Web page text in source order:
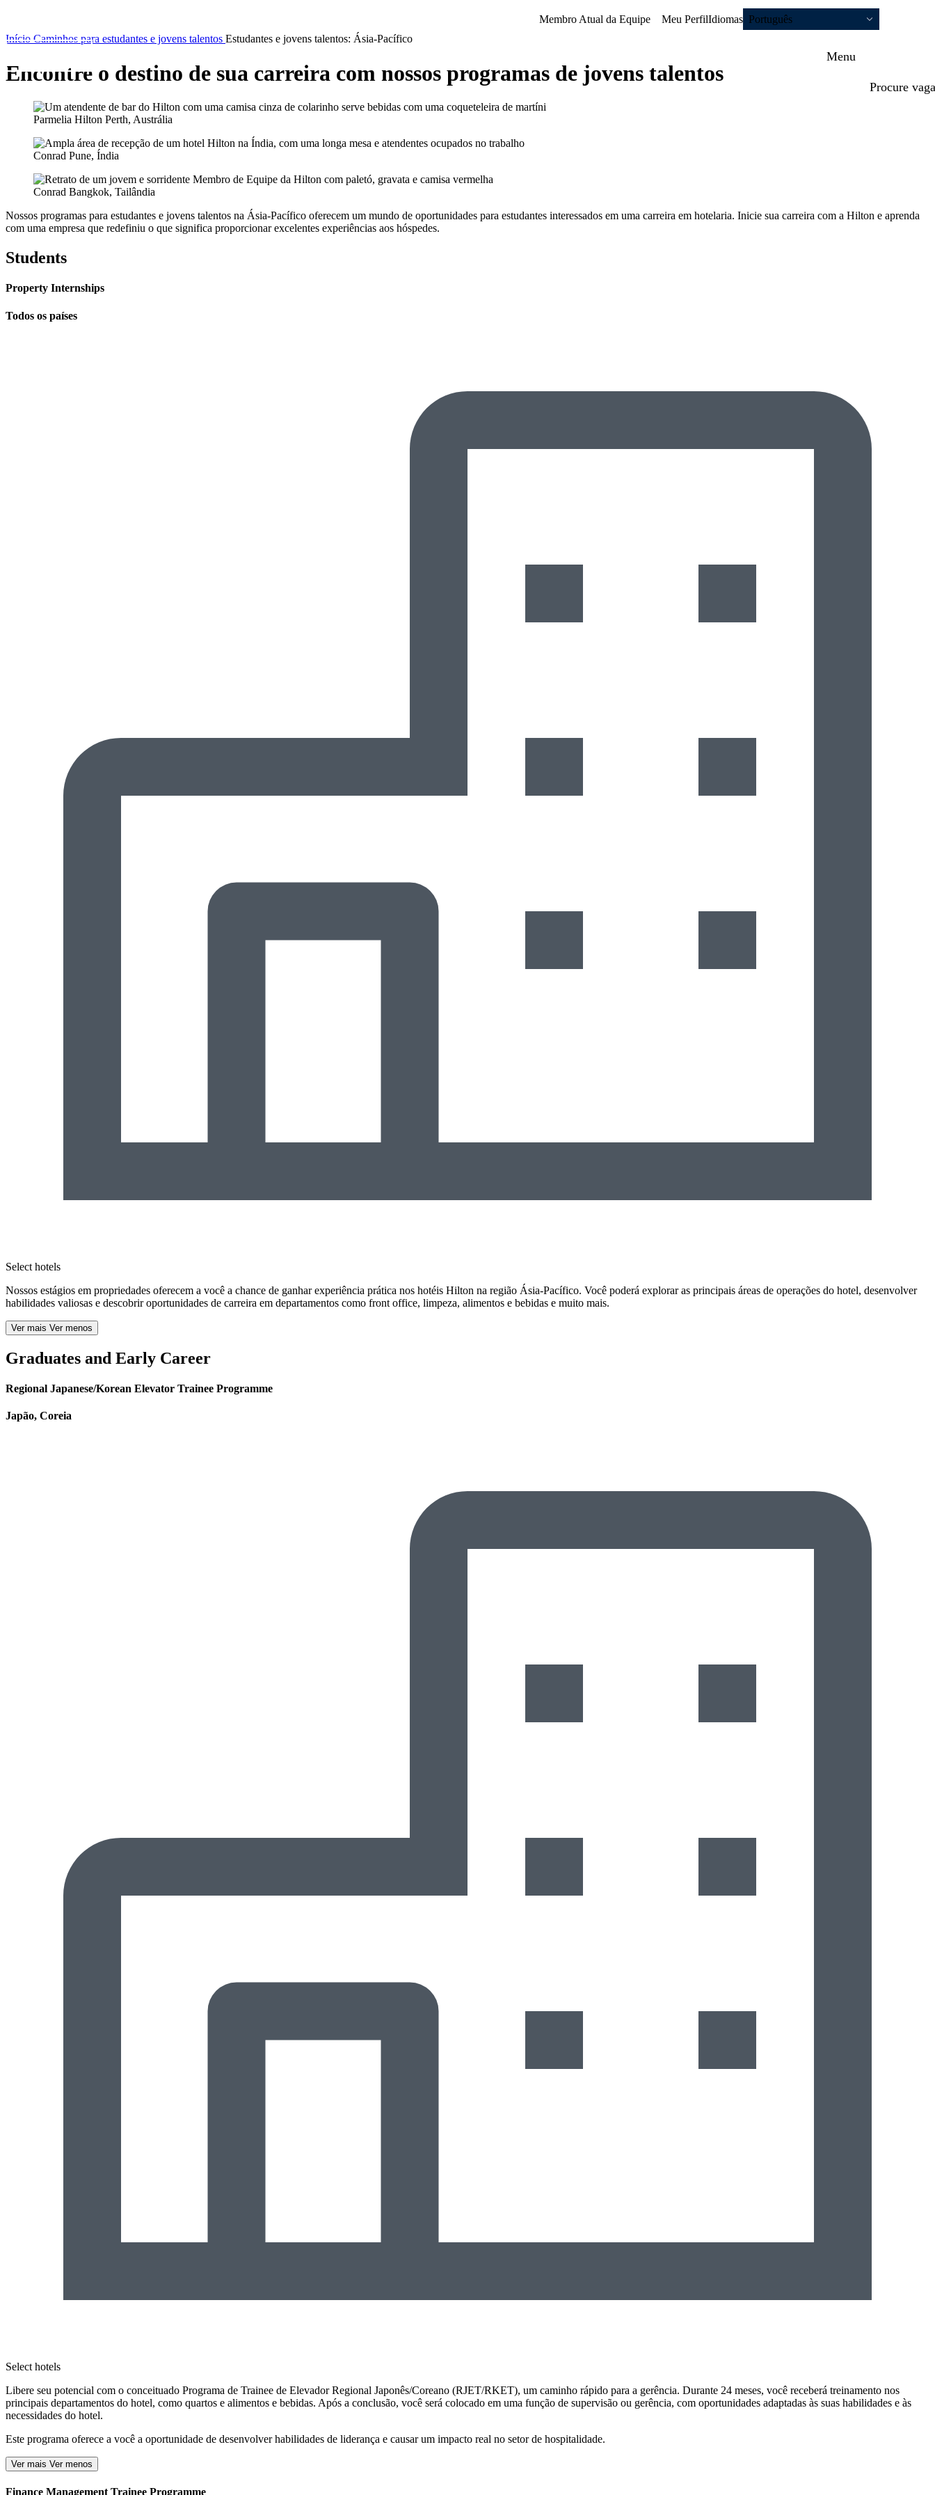
Membro Atual da Equipe Meu PerfilIdiomas Português
Menu
Procure
Início Caminhos para estudantes e jovens talentos Estudantes e jovens talentos: Ásia-Pacífico
Encontre o destino de sua carreira com nossos programas de jovens talentos
Parmelia Hilton Perth, Austrália
Conrad Pune, Índia
Conrad Bangkok, Tailândia
Nossos programas para estudantes e jovens talentos na Ásia-Pacífico oferecem um mundo de oportunidades para estudantes interessados em uma carreira em hotelaria. Inicie sua carreira com a Hilton e aprenda
com uma empresa que redefiniu o que significa proporcionar excelentes experiências aos hóspedes.
Students
Property Internships
Todos os países
Select hotels
Nossos estágios em propriedades oferecem a você a chance de ganhar experiência prática nos hotéis Hilton na região Ásia-Pacífico. Você poderá explorar as principais áreas de operações do hotel, desenvolver
habilidades valiosas e descobrir oportunidades de carreira em departamentos como front office, limpeza, alimentos e bebidas e muito mais.
Ver mais Ver menos
Graduates and Early Career
Regional Japanese/Korean Elevator Trainee Programme
Japão, Coreia
Select hotels
Libere seu potencial com o conceituado Programa de Trainee de Elevador Regional Japonês/Coreano (RJET/RKET), um caminho rápido para a gerência. Durante 24 meses, você receberá treinamento nos
principais departamentos do hotel, como quartos e alimentos e bebidas. Após a conclusão, você será colocado em uma função de supervisão ou gerência, com oportunidades adaptadas às suas habilidades e às
necessidades do hotel.
Este programa oferece a você a oportunidade de desenvolver habilidades de liderança e causar um impacto real no setor de hospitalidade.
Ver mais Ver menos
Finance Management Trainee Programme